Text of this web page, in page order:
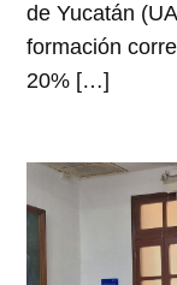
de Yucatán
formación
20% […]